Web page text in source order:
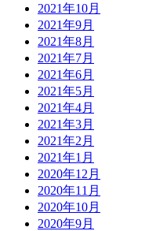
2021年10月
2021年9月
2021年8月
2021年7月
2021年6月
2021年5月
2021年4月
2021年3月
2021年2月
2021年1月
2020年12月
2020年11月
2020年10月
2020年9月